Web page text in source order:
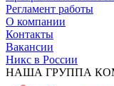
Регламент работы
О компании
Контакты
Вакансии
Никс в России
НАША ГРУППА